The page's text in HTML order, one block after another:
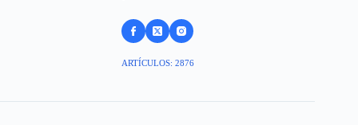
ARTÍCULOS: 2876